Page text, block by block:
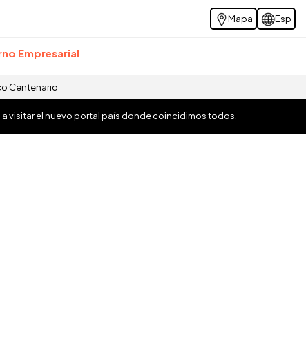
Mapa Esp
Empresarial
Centenario
a visitar el nuevo portal país donde coincidimos todos.